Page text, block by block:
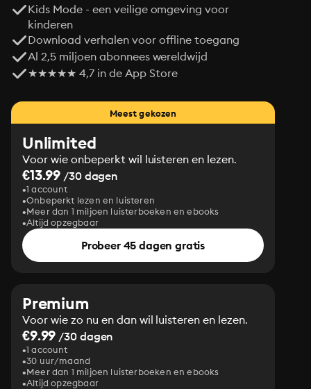
Kids Mode - een veilige omgeving voor
kinderen
Download verhalen voor offline toegang
Al 2,5 miljoen abonnees wereldwijd
★★★★★ 4,7 in de App Store
Meest gekozen
Unlimited
Voor wie onbeperkt wil luisteren en lezen.
€13.99 /30 dagen
1 account
Onbeperkt lezen en luisteren
Meer dan 1 miljoen luisterboeken en ebooks
Altijd opzegbaar
Probeer 45 dagen gratis
Premium
Voor wie zo nu en dan wil luisteren en lezen.
€9.99 /30 dagen
1 account
30 uur/maand
Meer dan 1 miljoen luisterboeken en ebooks
Altijd opzegbaar